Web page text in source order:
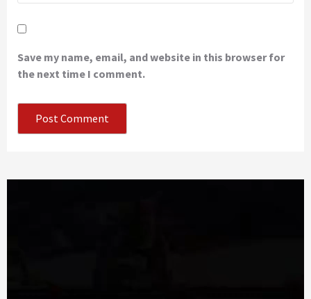
Save my name, email, and website in this browser for
the next time I comment.